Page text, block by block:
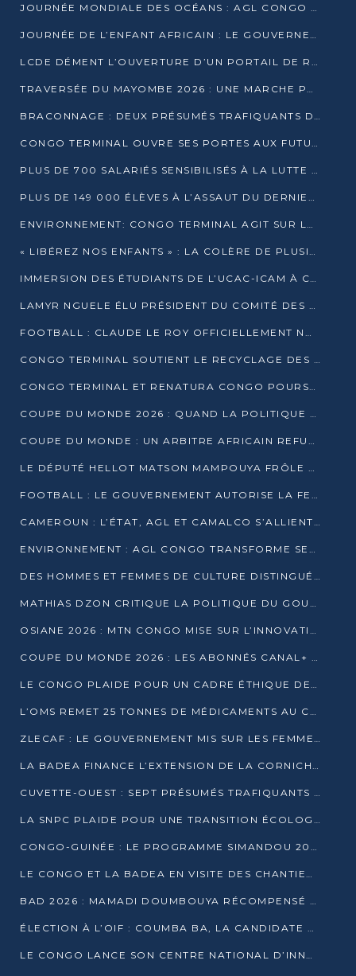
JOURNÉE MONDIALE DES OCÉANS : AGL CONGO MOBILISE SES COLLABORATEURS POUR LA PRÉSERVATION DE LA BIODIVERSITÉ MARINE
JOURNÉE DE L’ENFANT AFRICAIN : LE GOUVERNEMENT MOBILISÉ POUR L’HYGIÈNE DANS LES ORPHELINATS
LCDE DÉMENT L’OUVERTURE D’UN PORTAIL DE RECRUTEMENT ET APPELLE À LA VIGILANCE
TRAVERSÉE DU MAYOMBE 2026 : UNE MARCHE POUR SENSIBILISER ET DÉPISTER AU DIABÈTE
BRACONNAGE : DEUX PRÉSUMÉS TRAFIQUANTS D’HIPPOPOTAME ÉCROUÉS À BRAZZAVILLE
CONGO TERMINAL OUVRE SES PORTES AUX FUTURS INGÉNIEURS DE L’UCAC-ICAM
PLUS DE 700 SALARIÉS SENSIBILISÉS À LA LUTTE CONTRE LA TUBERCULOSE À CONGO TERMINAL
PLUS DE 149 000 ÉLÈVES À L’ASSAUT DU DERNIER CEPE
ENVIRONNEMENT: CONGO TERMINAL AGIT SUR LE TERRAIN ET FORME LES PLUS JEUNES
« LIBÉREZ NOS ENFANTS » : LA COLÈRE DE PLUSIEURS MÈRES À BRAZZAVILLE CONTRE LA DGSP
IMMERSION DES ÉTUDIANTS DE L’UCAC-ICAM À CONGO TERMINAL
LAMYR NGUELE ÉLU PRÉSIDENT DU COMITÉ DES MEMBRES D’HONNEUR DU PCT
FOOTBALL : CLAUDE LE ROY OFFICIELLEMENT NOMMÉ SÉLECTIONNEUR DU CONGO
CONGO TERMINAL SOUTIENT LE RECYCLAGE DES DÉCHETS PLASTIQUES À POINTE-NOIRE
CONGO TERMINAL ET RENATURA CONGO POURSUIVENT LEUR COMBAT POUR LA BIODIVERSITÉ
COUPE DU MONDE 2026 : QUAND LA POLITIQUE MENACE L’UNIVERSALITÉ DU FOOTBALL
COUPE DU MONDE : UN ARBITRE AFRICAIN REFUSÉ À L’ENTRÉE DES ÉTATS-UNIS
LE DÉPUTÉ HELLOT MATSON MAMPOUYA FRÔLE LA MORT LORS D’UNE EMBUSCADE DZNS LE POOL
FOOTBALL : LE GOUVERNEMENT AUTORISE LA FECOFOOT À OCCUPER LES COMPLEXES SPORTIFS
CAMEROUN : L’ÉTAT, AGL ET CAMALCO S’ALLIENT POUR UN MÉGA-PROJET FERROVIAIRE
ENVIRONNEMENT : AGL CONGO TRANSFORME SES DÉCHETS EN OUTILS DE FORMATION
DES HOMMES ET FEMMES DE CULTURE DISTINGUÉS POUR LEUR ENGAGEMENT PAR BANTOU CULTURE
MATHIAS DZON CRITIQUE LA POLITIQUE DU GOUVERNEMENT ET ALERTE SUR LA DETTE DU CONGO
OSIANE 2026 : MTN CONGO MISE SUR L’INNOVATION POUR RELEVER LES DÉFIS AFRICAINS
COUPE DU MONDE 2026 : LES ABONNÉS CANAL+ AU CONGO DÉÇUS À QUELQUES JOURS DU COUP D’ENVOI
LE CONGO PLAIDE POUR UN CADRE ÉTHIQUE DE L’INTELLIGENCE ARTIFICIELLE À DAKAR
L’OMS REMET 25 TONNES DE MÉDICAMENTS AU CONGO POUR RENFORCER LA RIPOSTE AUX ÉPIDÉMIES
ZLECAF : LE GOUVERNEMENT MIS SUR LES FEMMES ENTREPRENEURES
LA BADEA FINANCE L’EXTENSION DE LA CORNICHE SUD DE BRAZZAVILLE
CUVETTE-OUEST : SEPT PRÉSUMÉS TRAFIQUANTS DE FAUNE INTERPELLÉS À EWO ET KELLÉ
LA SNPC PLAIDE POUR UNE TRANSITION ÉCOLOGIQUE PROGRESSIVE
CONGO-GUINÉE : LE PROGRAMME SIMANDOU 2040 AU CŒUR DES ÉCHANGES À LA BAD
LE CONGO ET LA BADEA EN VISITE DES CHANTIERS
BAD 2026 : MAMADI DOUMBOUYA RÉCOMPENSÉ PAR LE TROPHÉE BABACAR NDIAYE À BRAZZAVILLE
ÉLECTION À L’OIF : COUMBA BA, LA CANDIDATE DISCRÈTE QUI BOUSCULE LE JEU DIPLOMATIQUE
LE CONGO LANCE SON CENTRE NATIONAL D’INNOVATION